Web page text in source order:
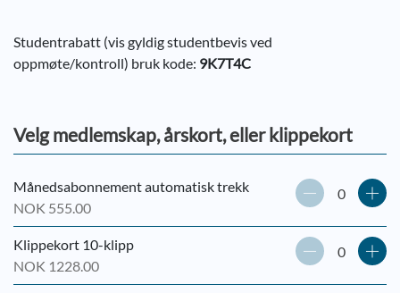
Studentrabatt (vis gyldig studentbevis ved
oppmøte/kontroll) bruk kode: 9K7T4C
Velg medlemskap, årskort, eller klippekort
Månedsabonnement automatisk trekk
NOK 555.00
Klippekort 10-klipp
NOK 1228.00